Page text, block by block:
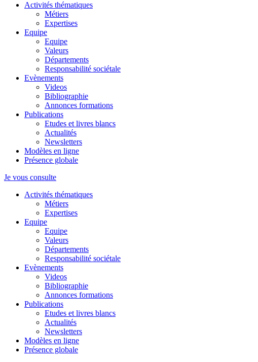
Activités thématiques
Métiers
Expertises
Equipe
Equipe
Valeurs
Départements
Responsabilité sociétale
Evènements
Videos
Bibliographie
Annonces formations
Publications
Etudes et livres blancs
Actualités
Newsletters
Modèles en ligne
Présence globale
Je vous consulte
Activités thématiques
Métiers
Expertises
Equipe
Equipe
Valeurs
Départements
Responsabilité sociétale
Evènements
Videos
Bibliographie
Annonces formations
Publications
Etudes et livres blancs
Actualités
Newsletters
Modèles en ligne
Présence globale